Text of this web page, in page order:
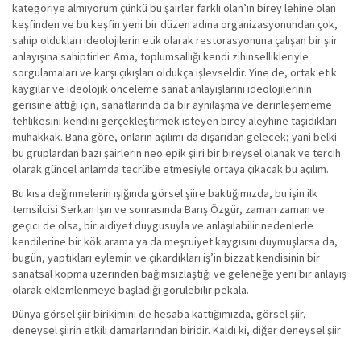
kategoriye almıyorum çünkü bu şairler farklı olan’ın birey lehine olan
keşfinden ve bu keşfin yeni bir düzen adına organizasyonundan çok,
sahip oldukları ideolojilerin etik olarak restorasyonuna çalışan bir şiir
anlayışına sahiptirler. Ama, toplumsallığı kendi zihinsellikleriyle
sorgulamaları ve karşı çıkışları oldukça işlevseldir. Yine de, ortak etik
kaygılar ve ideolojik önceleme sanat anlayışlarını ideolojilerinin
gerisine attığı için, sanatlarında da bir aynılaşma ve derinleşememe
tehlikesini kendini gerçekleştirmek isteyen birey aleyhine taşıdıkları
muhakkak. Bana göre, onların açılımı da dışarıdan gelecek; yani belki
bu gruplardan bazı şairlerin neo epik şiiri bir bireysel olanak ve tercih
olarak güncel anlamda tecrübe etmesiyle ortaya çıkacak bu açılım.
Bu kısa değinmelerin ışığında görsel şiire baktığımızda, bu işin ilk
temsilcisi Serkan Işın ve sonrasında Barış Özgür, zaman zaman ve
geçici de olsa, bir aidiyet duygusuyla ve anlaşılabilir nedenlerle
kendilerine bir kök arama ya da meşruiyet kaygısını duymuşlarsa da,
bugün, yaptıkları eylemin ve çıkardıkları iş’in bizzat kendisinin bir
sanatsal kopma üzerinden bağımsızlaştığı ve geleneğe yeni bir anlayış
olarak eklemlenmeye başladığı görülebilir pekala.
Dünya görsel şiir birikimini de hesaba kattığımızda, görsel şiir,
deneysel şiirin etkili damarlarından biridir. Kaldı ki, diğer deneysel şiir